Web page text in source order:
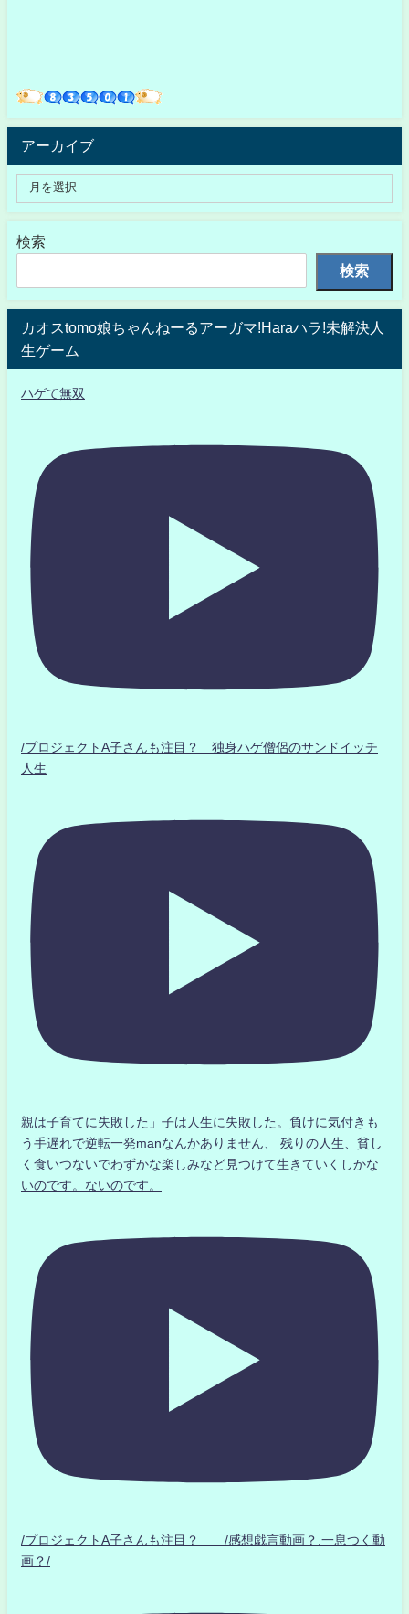
アーカイブ
検索
検索
カオスtomo娘ちゃんねーるアーガマ!Haraハラ!未解決人
生ゲーム
ハゲて無双
/プロジェクトA子さんも注目？ 独身ハゲ僧侶のサンドイッチ
人生
親は子育てに失敗した」子は人生に失敗した。負けに気付きも
う手遅れで逆転一発manなんかありません、 残りの人生、貧し
く食いつないでわずかな楽しみなど見つけて生きていくしかな
いのです。ないのです。
/プロジェクトA子さんも注目？ /感想戯言動画？.一息つく動
画？/